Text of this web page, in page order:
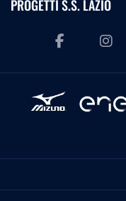
PROGETTI S.S. LAZIO